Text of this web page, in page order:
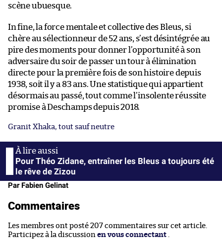
scène ubuesque.
In fine, la force mentale et collective des Bleus, si
chère au sélectionneur de 52 ans, s’est désintégrée au
pire des moments pour donner l’opportunité à son
adversaire du soir de passer un tour à élimination
directe pour la première fois de son histoire depuis
1938, soit il y a 83 ans. Une statistique qui appartient
désormais au passé, tout comme l’insolente réussite
promise à Deschamps depuis 2018.
Granit Xhaka, tout sauf neutre
Pour Théo Zidane, entraîner les Bleus a toujours été
le rêve de Zizou
Par Fabien Gelinat
Commentaires
Les membres ont posté 207 commentaires sur cet article.
Participez à la discussion en vous connectant